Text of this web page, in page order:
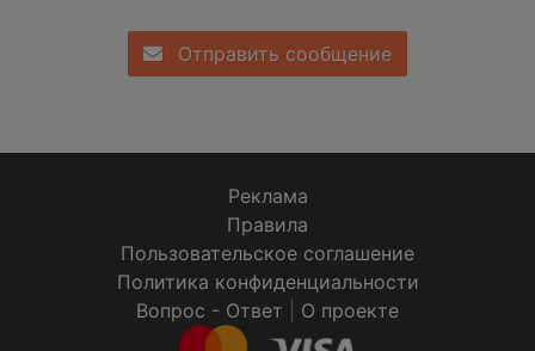
Отправить сообщение
Реклама
Правила
Пользовательское соглашение
Политика конфиденциальности
Вопрос - Ответ
О проекте